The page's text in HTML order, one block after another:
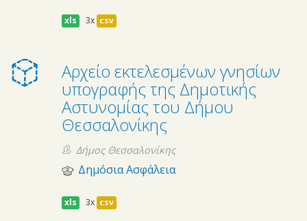
xls 3x csv
Αρχείο εκτελεσμένων γνησίων
υπογραφής της Δημοτικής
Αστυνομίας του Δήμου
Θεσσαλονίκης
Δήμος Θεσσαλονίκης
Δημόσια Ασφάλεια
xls 3x csv